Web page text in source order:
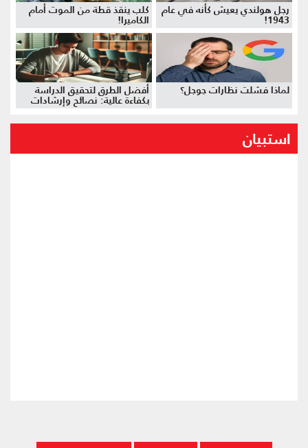
رجل هولندي يعيش كأنه في عام
1943!
كلب ينقذ قطة من الموت أمام
الكاميرا!
لماذا فشلت نظارات جوجل؟ أفضل الطرق لتحقيق الدراسة
بكفاءة عالية: نصائح وإرشادات
استبيان